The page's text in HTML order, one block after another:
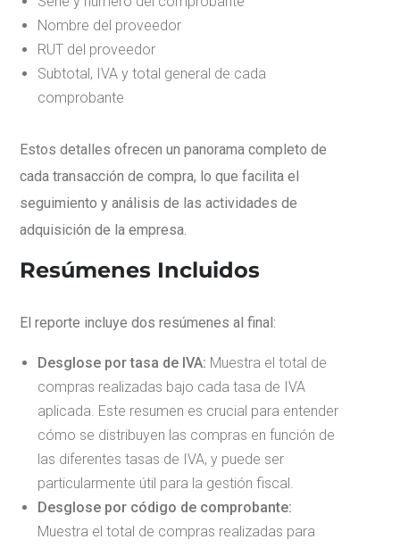
Nombre del proveedor
RUT del proveedor
Subtotal, IVA y total general de cada
comprobante
Estos detalles ofrecen un panorama completo de
cada transacción de compra, lo que facilita el
seguimiento y análisis de las actividades de
adquisición de la empresa.
Resúmenes Incluidos
El reporte incluye dos resúmenes al final:
Desglose por tasa de IVA: Muestra el total de
compras realizadas bajo cada tasa de IVA
aplicada. Este resumen es crucial para entender
cómo se distribuyen las compras en función de
las diferentes tasas de IVA, y puede ser
particularmente útil para la gestión fiscal.
Desglose por código de comprobante:
Muestra el total de compras realizadas para